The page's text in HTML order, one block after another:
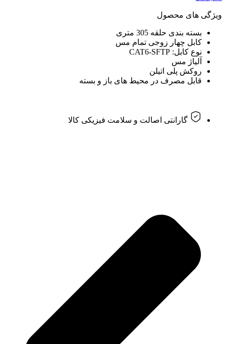
ویژگی های محصول
بسته بندی حلقه 305 متری
کابل چهار زوجی تمام مس
نوع کابل: CAT6-SFTP
آلیاژ مس
روکش پلی اتیلن
قابل مصرف در محیط های باز و بسته
گارانتی اصالت و سلامت فیزیکی کالا